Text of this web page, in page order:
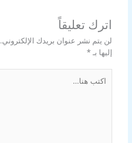
اترك تعليقاً
لن يتم نشر عنوان بريدك الإلكتروني.
إليها بـ*
هنا...